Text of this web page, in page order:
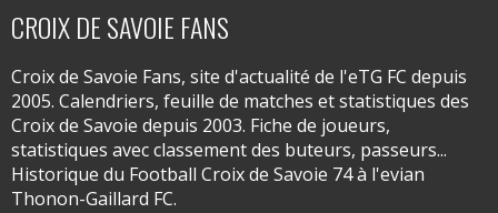
CROIX DE SAVOIE FANS
Croix de Savoie Fans, site d'actualité de l'eTG FC depuis
2005. Calendriers, feuille de matches et statistiques des
Croix de Savoie depuis 2003. Fiche de joueurs,
statistiques avec classement des buteurs, passeurs...
Historique du Football Croix de Savoie 74 à l'evian
Thonon-Gaillard FC.